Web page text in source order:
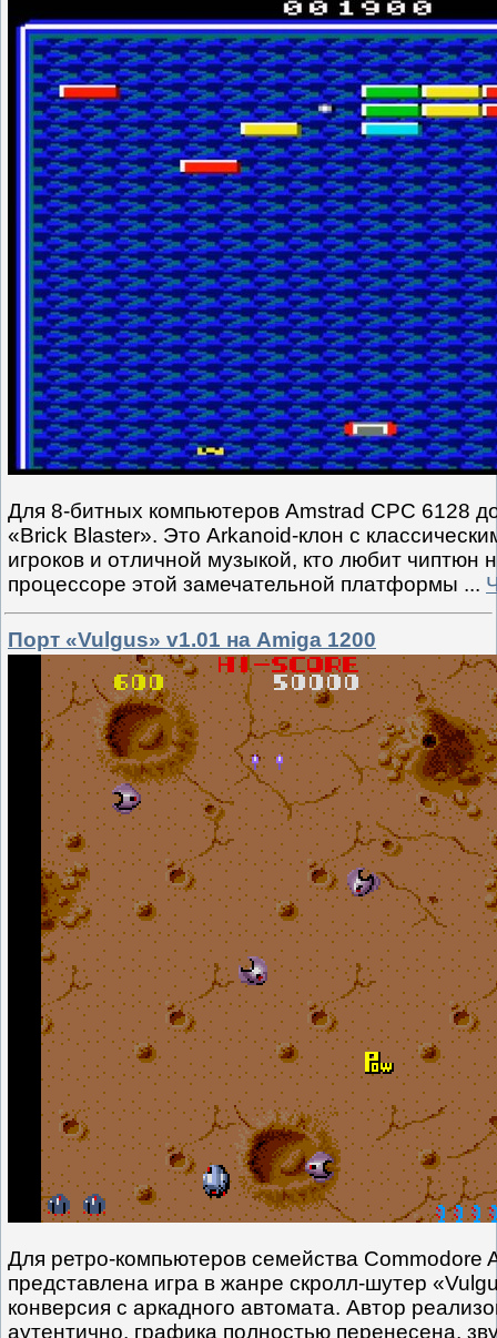
Для 8-битных компьютеров Amstrad CPC 6128
«Brick Blaster». Это Arkanoid-клон с
игроков и отличной музыкой, кто любит чиптюн
процессоре этой замечательной платформы ...
Порт «Vulgus» v1.01 на Amiga 1200
Для ретро-компьютеров семейства Commodore
представлена игра в жанре скролл-шутер
конверсия с аркадного автомата. Автор
аутентично, графика полностью перенесена,